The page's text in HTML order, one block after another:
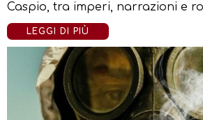
Caspio, tra imperi, narrazioni e
LEGGI DI PIÙ